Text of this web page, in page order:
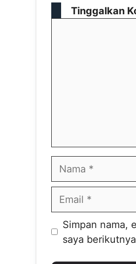
Tinggalkan
Nama
Email
Situs
web
Simpan nama,
saya